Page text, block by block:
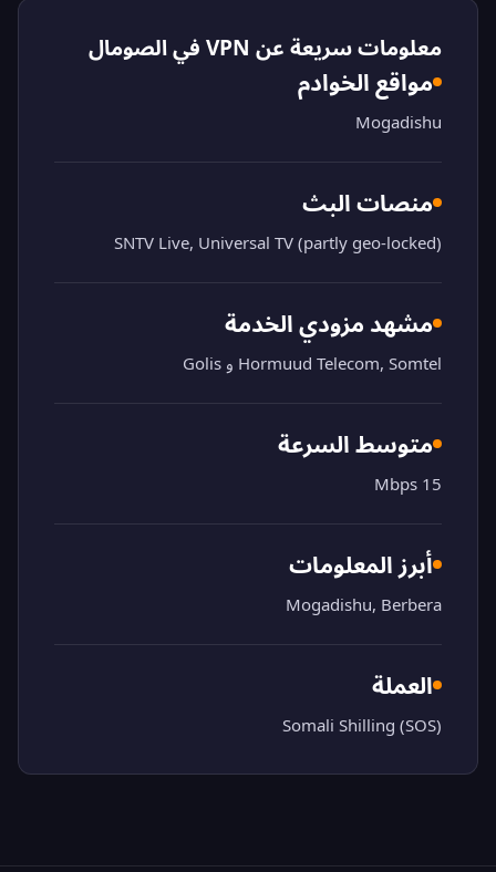
معلومات سريعة عن VPN في الصومال
مواقع الخوادم
Mogadishu
منصات البث
SNTV Live, Universal TV (partly geo-locked)
مشهد مزودي الخدمة
Hormuud Telecom, Somtel و Golis
متوسط السرعة
15 Mbps
أبرز المعلومات
Mogadishu, Berbera
العملة
Somali Shilling (SOS)